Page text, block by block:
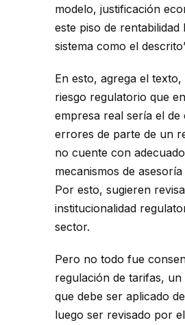
modelo, justificación
este piso de rentabilidad
sistema como el
En esto, agrega el texto,
riesgo regulatorio que
empresa real sería el de
errores de parte de un
no cuente con
mecanismos de
Por esto, sugieren
institucionalidad
sector.
Pero no todo fue
regulación de tarifas,
que debe ser aplicado
luego ser revisado por